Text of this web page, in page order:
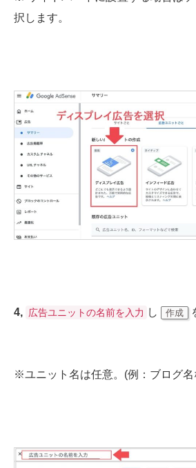
択します。
4, 広告ユニットの名前を入力 し 作成
※ユニット名は任意。(例：ブログ名